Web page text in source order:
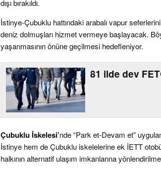
dışı bırakıldı.
İstinye-Çubuklu hattındaki arabalı vapur
deniz dolmuşları hizmet vermeye başlayacak.
yaşanmasının önüne geçilmesi hedefleniyor.
81 ilde dev
Çubuklu İskelesi’nde “Park et-Devam et”
İstinye hem de Çubuklu iskelelerine ek İETT
halkının alternatif ulaşım imkanlarına